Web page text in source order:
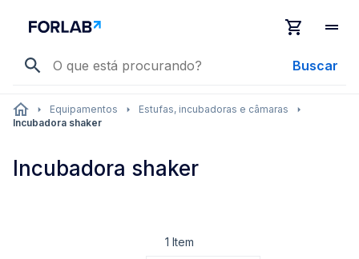
Buscar
Equipamentos
Estufas, incubadoras e câmaras
Incubadora shaker
Incubadora shaker
1 Item